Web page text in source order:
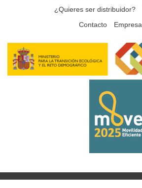
¿Quieres ser distribuidor?
Contacto
Empresa